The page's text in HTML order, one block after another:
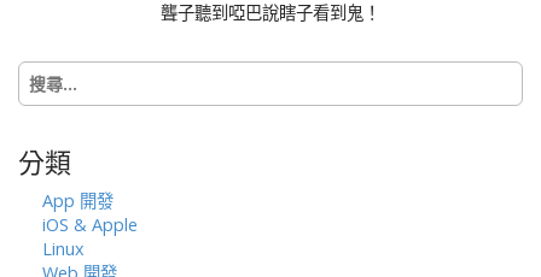
i
o
n
聾子聽到啞巴說瞎子看到鬼！
搜
尋
字:
分類
App 開發
iOS & Apple
Linux